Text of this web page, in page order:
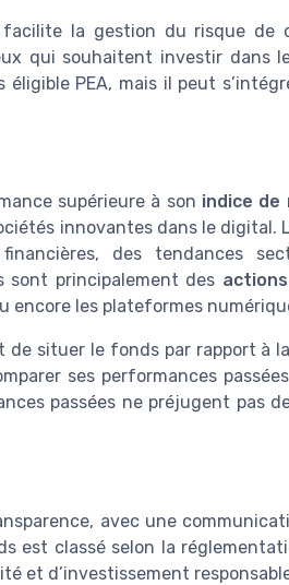
la gestion du risque de
qui souhaitent investir dans
PEA, mais il peut
supérieure à son indice de
innovantes dans le digital.
des tendances
sont principalement des actions
encore les plateformes
situer le fonds par rapport à
ses performances
passées ne préjugent pas
avec une
est classé selon la
et d’investissement